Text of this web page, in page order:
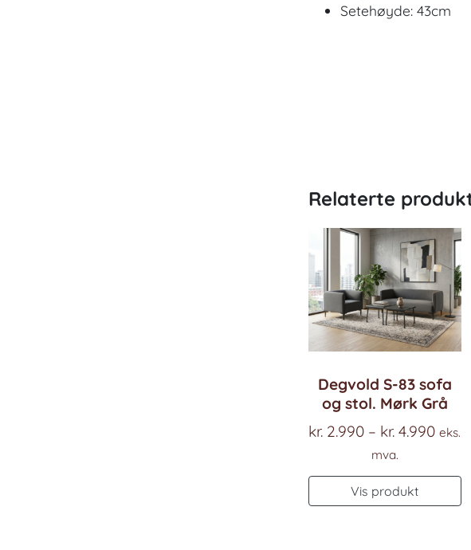
Setehøyde: 43cm
Relaterte
Degvold S-83 sofa
og stol. Mørk Grå
kr. 2.990 – kr. 4.990
til
eks.
mva.
Vis produkt